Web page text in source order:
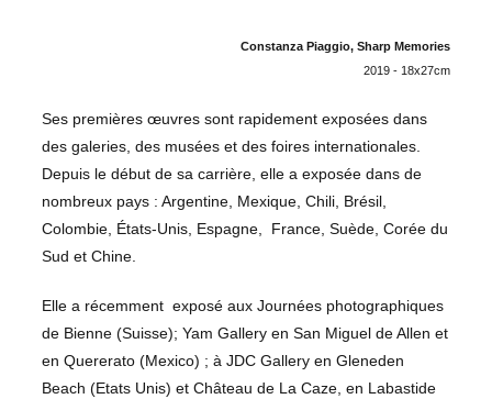
Constanza Piaggio, Sharp Memories
2019 - 18x27cm
Ses premières œuvres sont rapidement exposées dans
des galeries, des musées et des foires internationales.
Depuis le début de sa carrière, elle a exposée dans de
nombreux pays : Argentine, Mexique, Chili, Brésil,
Colombie, États-Unis, Espagne, France, Suède, Corée du
Sud et Chine.
Elle a récemment exposé aux Journées photographiques
de Bienne (Suisse); Yam Gallery en San Miguel de Allen et
en Quererato (Mexico) ; à JDC Gallery en Gleneden
Beach (Etats Unis) et Château de La Caze‪, en Labastide